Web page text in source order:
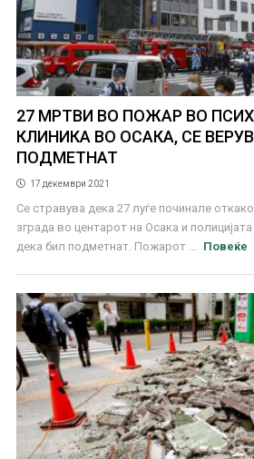
27 МРТВИ ВО ПОЖАР ВО
КЛИНИКА ВО ОСАКА, СЕ
ПОДМЕТНАТ
17 декември 2021
Се стравува дека 27 луѓе починале
зграда во центарот на Осака и
дека бил подметнат. Пожарот ...
Повеќе